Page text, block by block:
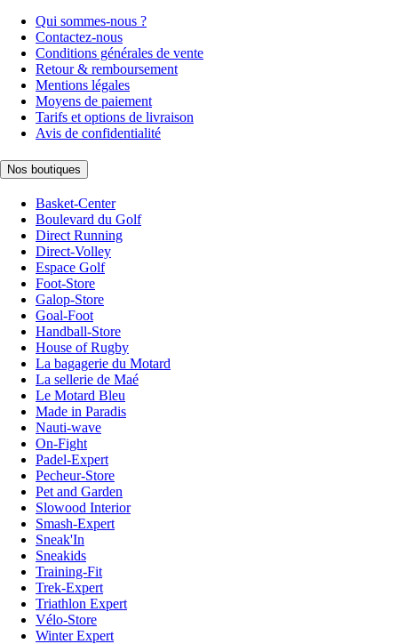
Qui sommes-nous ?
Contactez-nous
Conditions générales de vente
Retour & remboursement
Mentions légales
Moyens de paiement
Tarifs et options de livraison
Avis de confidentialité
Nos boutiques
Basket-Center
Boulevard du Golf
Direct Running
Direct-Volley
Espace Golf
Foot-Store
Galop-Store
Goal-Foot
Handball-Store
House of Rugby
La bagagerie du Motard
La sellerie de Maé
Le Motard Bleu
Made in Paradis
Nauti-wave
On-Fight
Padel-Expert
Pecheur-Store
Pet and Garden
Slowood Interior
Smash-Expert
Sneak'In
Sneakids
Training-Fit
Trek-Expert
Triathlon Expert
Vélo-Store
Winter Expert